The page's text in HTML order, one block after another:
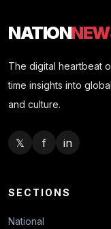
NATION
The digital heartbeat
time insights into
and culture.
𝕏 f in
SECTIONS
National